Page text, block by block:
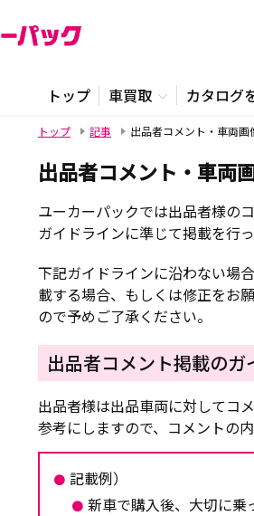
トップ 車買取 カタログ
トップ 記事 出品者コメント・車両
出品者コメント・車両
ユーカーパックでは出品者様の
ガイドラインに準じて掲載を行っ
下記ガイドラインに沿わない場
載する場合、もしくは修正をお
ので予めご了承ください。
出品者コメント掲載のガ
出品者様は出品車両に対してコ
参考にしますので、コメントの
記載例）
新車で購入後、大切に乗